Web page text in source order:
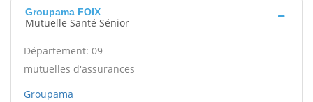
Groupama FOIX
Mutuelle Santé Sénior
Département: 09
mutuelles d'assurances
Groupama